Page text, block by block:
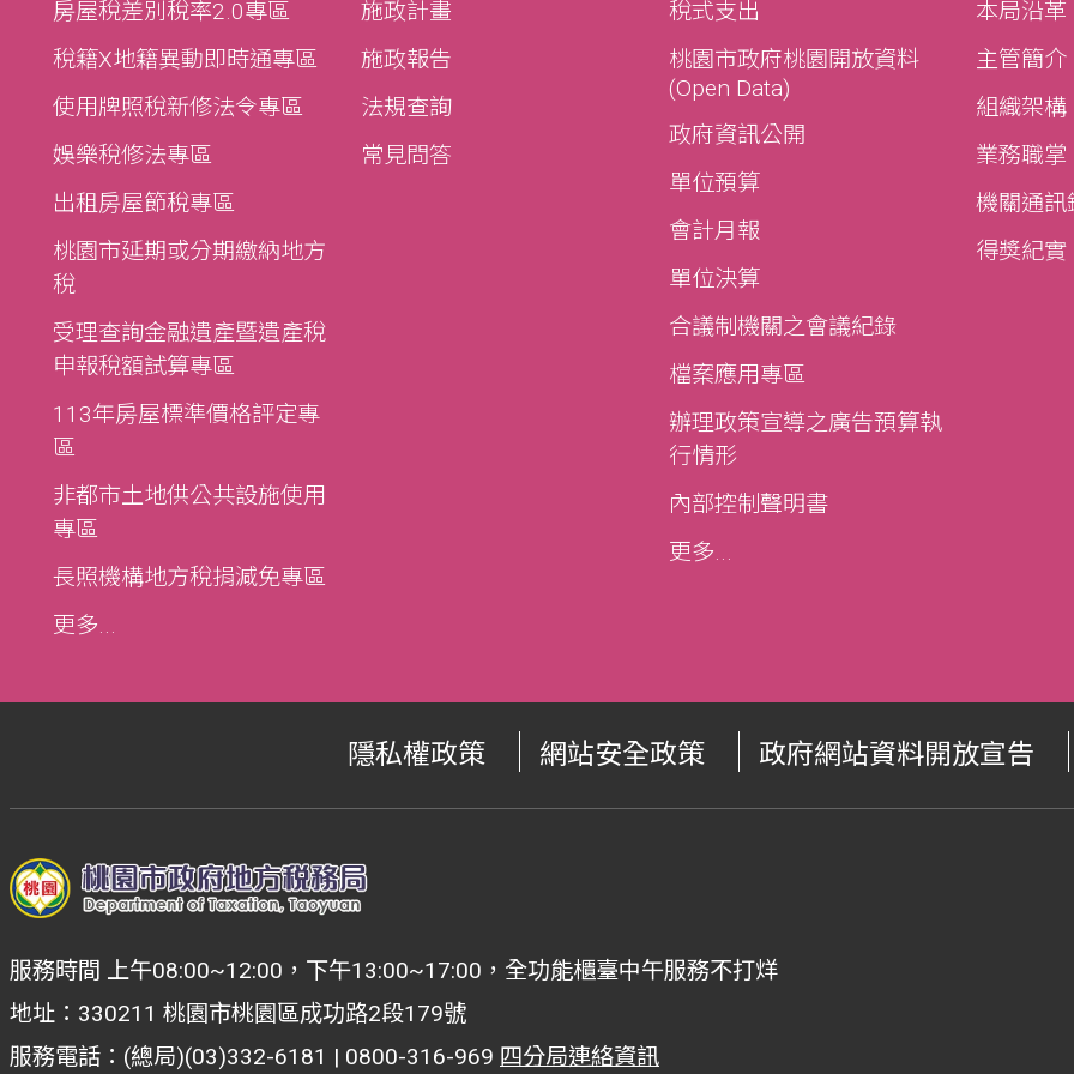
房屋稅差別稅率2.0專區
稅籍X地籍異動即時通專區
使用牌照稅新修法令專區
娛樂稅修法專區
出租房屋節稅專區
桃園市延期或分期繳納地方
稅
受理查詢金融遺產暨遺產稅
申報稅額試算專區
113年房屋標準價格評定專
區
非都市土地供公共設施使用
專區
長照機構地方稅捐減免專區
更多...
施政計畫
施政報告
法規查詢
常見問答
稅式支出
桃園市政府桃園開放資料
(Open Data)
政府資訊公開
單位預算
會計月報
單位決算
合議制機關之會議紀錄
檔案應用專區
辦理政策宣導之廣告預算執
行情形
內部控制聲明書
更多...
本局沿革
主管簡介
組織架構
業務職掌
機關通訊
得獎紀實
隱私權政策 網站安全政策 政府網站資料開放宣告
服務時間 上午08:00~12:00，下午13:00~17:00，全功能櫃臺中午服務不打烊
地址：330211 桃園市桃園區成功路2段179號
服務電話：(總局)(03)332-6181 | 0800-316-969 四分局連絡資訊